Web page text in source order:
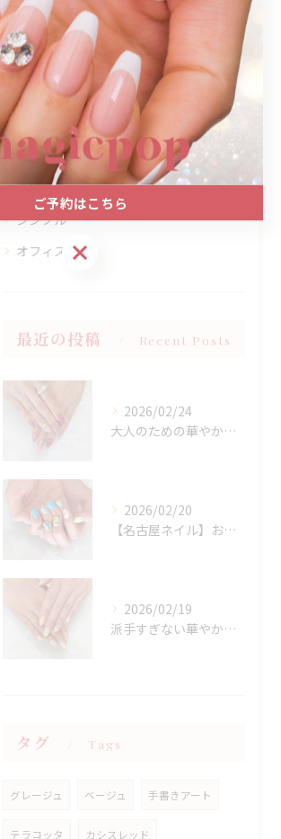
カテゴリー Categories
全てのカテゴリー
プライベートサロン
大人
上品
シンプル
オフィス
最近の投稿 Recent Posts
2026/02/24
大人のための華やかラメピンクネイル
2026/02/20
【名古屋ネイル】お持ち込みニュアンスアート×春フラワーデザイン
2026/02/19
派手すぎない華やかさ◎上品イエローネイル特集
タグ Tags
グレージュ ベージュ 手書きアート
テラコッタ カシスレッド
ご予約はこちら
ご予約はこちら